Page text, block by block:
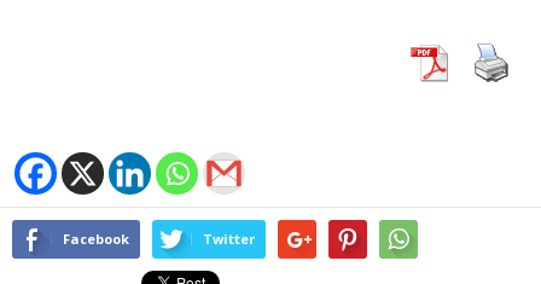
Facebook Twitter